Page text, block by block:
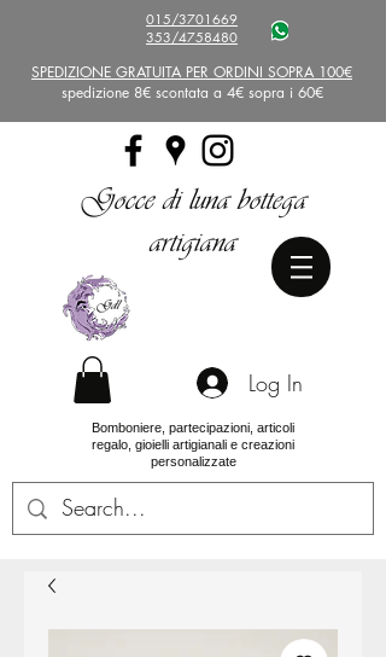
015/3701669
353/4758480
SPEDIZIONE GRATUITA PER ORDINI SOPRA 100€
spedizione 8€ scontata a 4€ sopra i 60€
Gocce di luna bottega
artigiana
Log In
Bomboniere, partecipazioni, articoli
regalo, gioielli artigianali e creazioni
personalizzate